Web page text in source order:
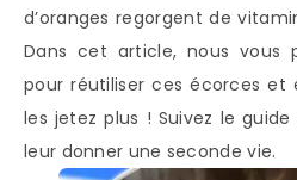
d’oranges regorgent de
Dans cet article, nous vous
pour réutiliser ces écorces et
les jetez plus ! Suivez le
leur donner une seconde vie.